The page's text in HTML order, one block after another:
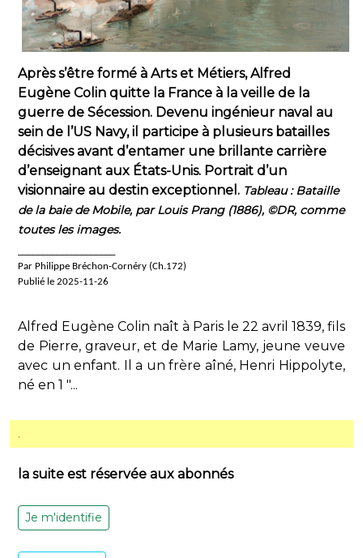
Après s’être formé à Arts et Métiers, Alfred
Eugène Colin quitte la France à la veille de la
guerre de Sécession. Devenu ingénieur naval au
sein de l’US Navy, il participe à plusieurs batailles
décisives avant d’entamer une brillante carrière
d’enseignant aux États-Unis. Portrait d’un
visionnaire au destin exceptionnel. Tableau : Bataille
de la baie de Mobile, par Louis Prang (1886), ©DR, comme
toutes les images.
Par Philippe Bréchon-Cornéry (Ch.172)
Publié le 2025-11-26
Alfred Eugène Colin naît à Paris le 22 avril 1839, fils
de Pierre, graveur, et de Marie Lamy, jeune veuve
avec un enfant. Il a un frère aîné, Henri Hippolyte,
né en 1 "...
.
la suite est réservée aux abonnés
Je m'identifie